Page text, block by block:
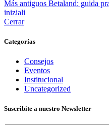
Más antiguos Betaland: guida
iniziali
Cerrar
Categorías
Consejos
Eventos
Institucional
Uncategorized
Suscribite a nuestro Newsletter